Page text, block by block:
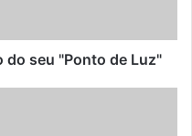
do seu "Ponto de Luz"